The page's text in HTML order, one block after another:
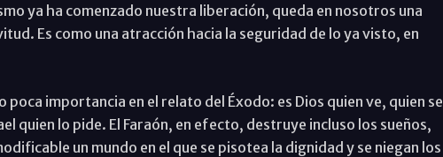
ya ha comenzado nuestra liberación, queda en nosotros una
Es como una atracción hacia la seguridad de lo ya visto, en
poca importancia en el relato del Éxodo: es Dios quien ve, quien se
quien lo pide. El Faraón, en efecto, destruye incluso los sueños,
un mundo en el que se pisotea la dignidad y se niegan los